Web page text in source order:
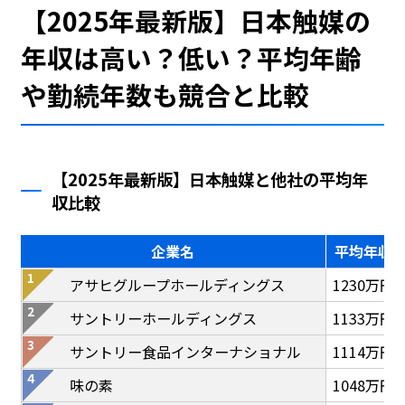
【2025年最新版】日本触媒の
年収は高い？低い？平均年齢
や勤続年数も競合と比較
【2025年最新版】日本触媒と他社の平均年
収比較
企業名
平均年収
アサヒグループホールディングス
1230万円
サントリーホールディングス
1133万円
サントリー食品インターナショナル
1114万円
味の素
1048万円